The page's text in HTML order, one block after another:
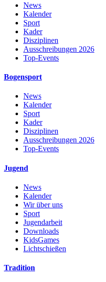
News
Kalender
Sport
Kader
Disziplinen
Ausschreibungen 2026
Top-Events
Bogensport
News
Kalender
Sport
Kader
Disziplinen
Ausschreibungen 2026
Top-Events
Jugend
News
Kalender
Wir über uns
Sport
Jugendarbeit
Downloads
KidsGames
Lichtschießen
Tradition